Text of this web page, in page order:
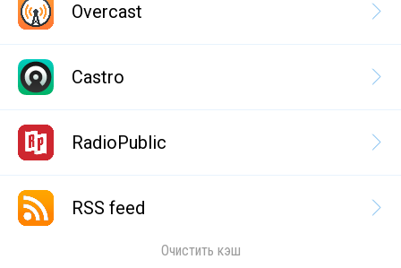
Overcast
Castro
RadioPublic
RSS feed
Очистить кэш